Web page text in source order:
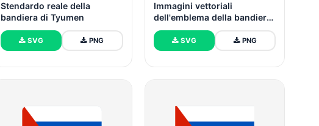
Stendardo reale della
bandiera di Tyumen
SVG PNG
Immagini vettoriali
dell'emblema della bandiera
di Tyumen
SVG PNG